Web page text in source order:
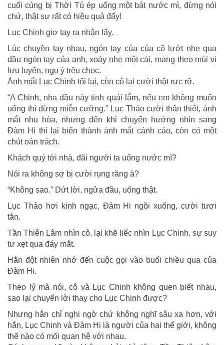
cuối cùng bị Thời Tú ép uống một bát nước mì, đừng nói
chứ, thật sự rất có hiệu quả đấy!
Lục Chinh giơ tay ra nhận lấy.
Lúc chuyền tay nhau, ngón tay của của cô lướt nhẹ qua
đầu ngón tay của anh, xoáy nhẹ một cái, mang theo mùi vị
lưu luyến, ngụ ý trêu chọc.
Ánh mắt Lục Chinh tối lại, còn cô lại cười thật rực rỡ.
“A Chinh, nha đầu này tinh quái lắm, nếu em không muốn
uống thì đừng miễn cưỡng.” Lục Thảo cười thân thiết, ánh
mắt nhu hòa, nhưng đến khi chuyển hướng nhìn sang
Đàm Hi thì lại biến thành ánh mắt cảnh cáo, còn có một
chút oán trách.
Khách quý tới nhà, đãi người ta uống nước mì?
Nói ra không sợ bị cười rụng răng à?
“Không sao.” Dứt lời, ngửa đầu, uống thật.
Lục Thảo hơi kinh ngạc, Đàm Hi ngồi xuống, cười tươi
tắn.
Tần Thiên Lâm nhìn cô, lại khẽ liếc nhìn Lục Chinh, sự suy
tư xẹt qua đáy mắt.
Hắn đột nhiên nhớ đến cuộc gọi vào buổi chiều qua của
Đàm Hi.
Theo lý mà nói, cô và Lục Chinh không quen biết nhau,
sao lại chuyển lời thay cho Lục Chinh được?
Nhưng hắn chỉ nghi ngờ chứ không nghĩ sâu xa hơn, với
hắn, Lục Chinh và Đàm Hi là người của hai thế giới, không
thể nào có mối quan hệ với nhau.